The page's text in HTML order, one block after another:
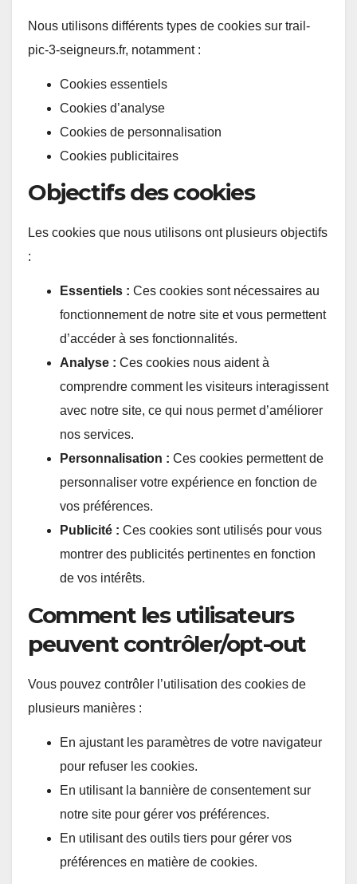
Nous utilisons différents types de cookies sur trail-
pic-3-seigneurs.fr, notamment :
Cookies essentiels
Cookies d’analyse
Cookies de personnalisation
Cookies publicitaires
Objectifs des cookies
Les cookies que nous utilisons ont plusieurs objectifs
:
Essentiels : Ces cookies sont nécessaires au
fonctionnement de notre site et vous permettent
d’accéder à ses fonctionnalités.
Analyse : Ces cookies nous aident à
comprendre comment les visiteurs interagissent
avec notre site, ce qui nous permet d’améliorer
nos services.
Personnalisation : Ces cookies permettent de
personnaliser votre expérience en fonction de
vos préférences.
Publicité : Ces cookies sont utilisés pour vous
montrer des publicités pertinentes en fonction
de vos intérêts.
Comment les utilisateurs
peuvent contrôler/opt-out
Vous pouvez contrôler l’utilisation des cookies de
plusieurs manières :
En ajustant les paramètres de votre navigateur
pour refuser les cookies.
En utilisant la bannière de consentement sur
notre site pour gérer vos préférences.
En utilisant des outils tiers pour gérer vos
préférences en matière de cookies.